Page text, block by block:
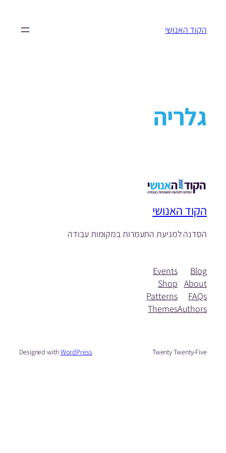
הקוד האנושי
גלריה
הקוד האנושי
הסדנה למניעת התעמרות במקומות עבודה
Blog
About
FAQs
Authors
Events
Shop
Patterns
Themes
Twenty Twenty-Five
Designed withWordPress